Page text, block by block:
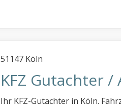
51147 Köln
KFZ Gutachter
Ihr KFZ-Gutachter in Köln.